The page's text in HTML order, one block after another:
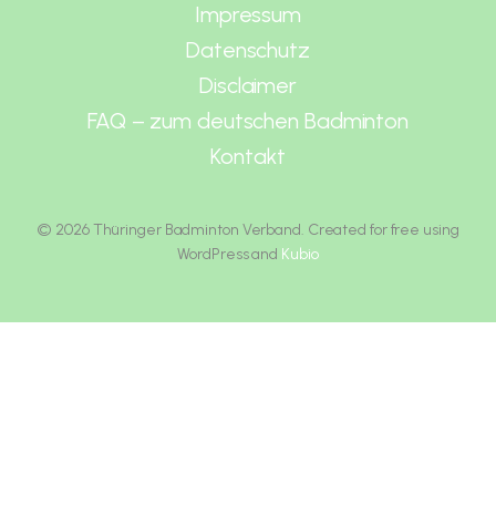
Impressum
Datenschutz
Disclaimer
FAQ – zum deutschen Badminton
Kontakt
© 2026 Thüringer Badminton Verband. Created for free using
WordPress and Kubio